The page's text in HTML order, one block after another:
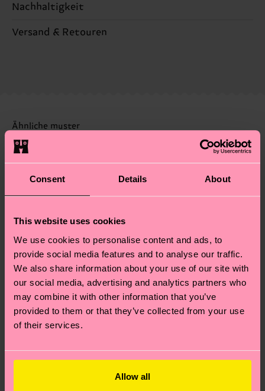
Consent Details About
This website uses cookies
We use cookies to personalise content and ads, to
provide social media features and to analyse our traffic.
We also share information about your use of our site with
our social media, advertising and analytics partners who
may combine it with other information that you’ve
provided to them or that they’ve collected from your use
of their services.
Allow all
86% Cotton, 12% Polyamide, 2% Elastane
Genaue Information:
Nachhaltigkeit
Nachhaltigkeit ist mehr als nur Qualität und
Versand & Retouren
dass es sich hierbei um einen Richtwert handelt
und die genaue Lieferzeit von der lokalen Post in
deinem Land abhängt.
Du hast Fragen zu einer Retoure? In unserem
Hilfebereich im ArtikelRetourenfindest du die
Ähnliche muster
Special
Edition